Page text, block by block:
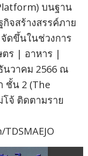
บนฐาน
จสร้างสรรค์ภาย
ดขึ้นในช่วงการ
ตร | อาหาร |
นวาคม 2566 ณ
ชั้น 2 (The
จ้ ติดตามราย